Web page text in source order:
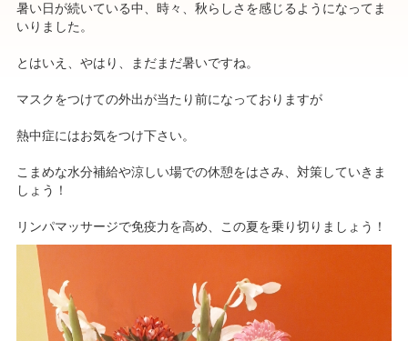
暑い日が続いている中、時々、秋らしさを感じるようになってま
いりました。
とはいえ、やはり、まだまだ暑いですね。
マスクをつけての外出が当たり前になっておりますが
熱中症にはお気をつけ下さい。
こまめな水分補給や涼しい場での休憩をはさみ、対策していきま
しょう！
リンパマッサージで免疫力を高め、この夏を乗り切りましょう！